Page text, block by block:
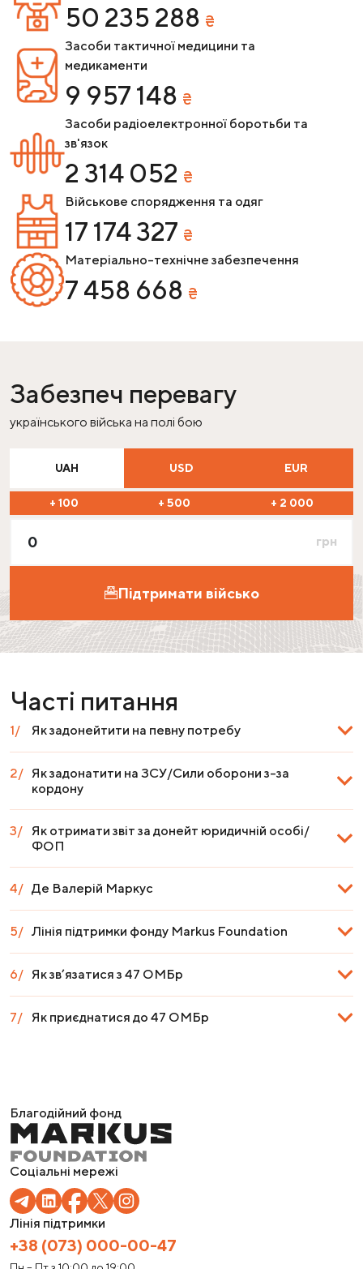
50 235 288 ₴
Засоби тактичної медицини та
медикаменти
9 957 148 ₴
Засоби радіоелектронної боротьби та
зв'язок
2 314 052 ₴
Військове спорядження та одяг
17 174327 ₴
Матеріально-технічне забезпечення
7 458 668 ₴
Забезпеч перевагу
українського війська на полі бою
UAH USD EUR
+ 100 + 500 + 2 000
грн
Підтримати військо
Часті питання
Як задонейтити на певну потребу
Як задонатити на ЗСУ/Сили оборони з-за
кордону
Як отримати звіт за донейт юридичній особі/
ФОП
Де Валерій Маркус
Лінія підтримки фонду Markus Foundation
Як зв’язатися з 47 ОМБр
Як приєднатися до 47 ОМБр
Благодійний фонд
Соціальні мережі
Лінія підтримки
+38 (073) 000-00-47